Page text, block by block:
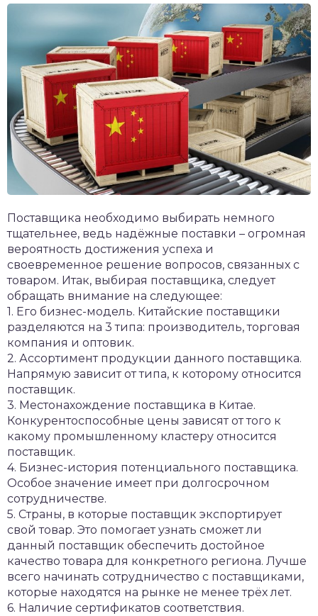
Поставщика необходимо выбирать немного
тщательнее, ведь надёжные поставки – огромная
вероятность достижения успеха и
своевременное решение вопросов, связанных с
товаром. Итак, выбирая поставщика, следует
обращать внимание на следующее:
1. Его бизнес-модель. Китайские поставщики
разделяются на 3 типа: производитель, торговая
компания и оптовик.
2. Ассортимент продукции данного поставщика.
Напрямую зависит от типа, к которому относится
поставщик.
3. Местонахождение поставщика в Китае.
Конкурентоспособные цены зависят от того к
какому промышленному кластеру относится
поставщик.
4. Бизнес-история потенциального поставщика.
Особое значение имеет при долгосрочном
сотрудничестве.
5. Страны, в которые поставщик экспортирует
свой товар. Это помогает узнать сможет ли
данный поставщик обеспечить достойное
качество товара для конкретного региона. Лучше
всего начинать сотрудничество с поставщиками,
которые находятся на рынке не менее трёх лет.
6. Наличие сертификатов соответствия.